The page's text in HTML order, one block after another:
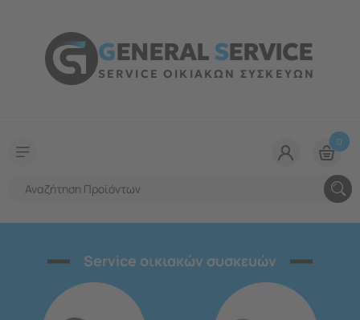
GENERALSERVICE
SERVICE ΟΙΚΙΑΚΩΝ ΣΥΣΚΕΥΩΝ
0
Service οικιακών συσκευών